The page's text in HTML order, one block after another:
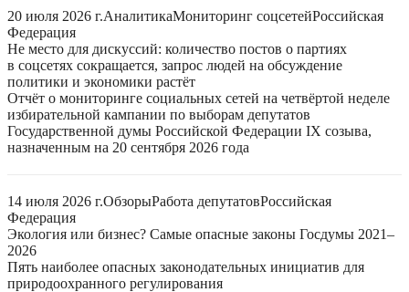
20 июля 2026 г.АналитикаМониторинг соцсетейРоссийская
Федерация
Не место для дискуссий: количество постов о партиях
в соцсетях сокращается, запрос людей на обсуждение
политики и экономики растёт
Отчёт о мониторинге социальных сетей на четвёртой неделе
избирательной кампании по выборам депутатов
Государственной думы Российской Федерации IX созыва,
назначенным на 20 сентября 2026 года
14 июля 2026 г.ОбзорыРабота депутатовРоссийская
Федерация
Экология или бизнес? Самые опасные законы Госдумы 2021–
2026
Пять наиболее опасных законодательных инициатив для
природоохранного регулирования